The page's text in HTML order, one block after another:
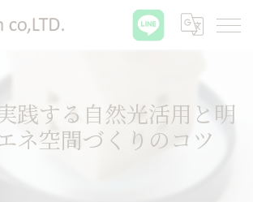
践する自然光活用と明
ネ空間づくりのコツ